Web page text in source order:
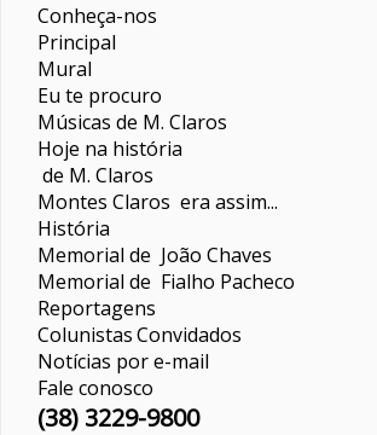
Conheça-nos
Principal
Mural
Eu te procuro
Músicas de M. Claros
Hoje na história
de M. Claros
Montes Claros era assim...
História
Memorial de João Chaves
Memorial de Fialho Pacheco
Reportagens
ColunistasConvidados
Notícias por e-mail
Fale conosco
(38) 3229-9800